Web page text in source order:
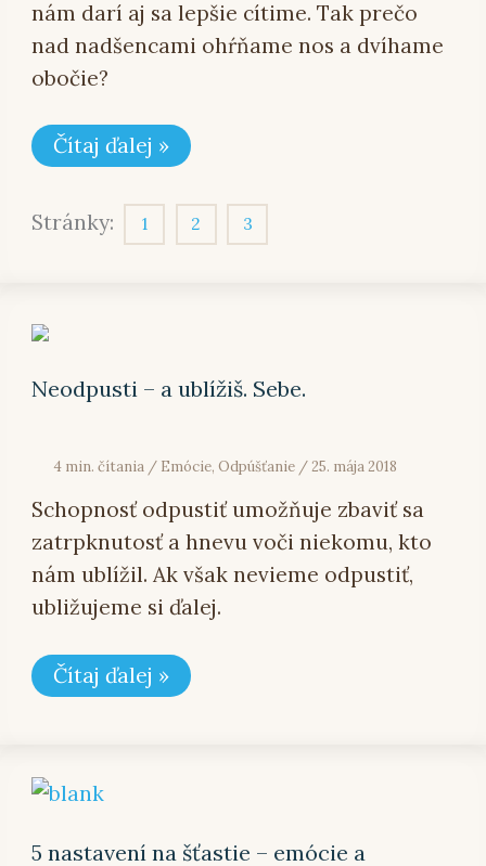
nám darí aj sa lepšie cítime. Tak prečo
nad nadšencami ohŕňame nos a dvíhame
obočie?
Čítaj ďalej »
Stránky: 1 2 3
Neodpusti – a ublížiš. Sebe.
4 min. čítania/ Emócie, Odpúšťanie/25. mája 2018
Schopnosť odpustiť umožňuje zbaviť sa
zatrpknutosť a hnevu voči niekomu, kto
nám ublížil. Ak však nevieme odpustiť,
ubližujeme si ďalej.
ublížiš.
Sebe.
Čítaj ďalej »
5 nastavení na šťastie – emócie a
5
nastavení
šťastie